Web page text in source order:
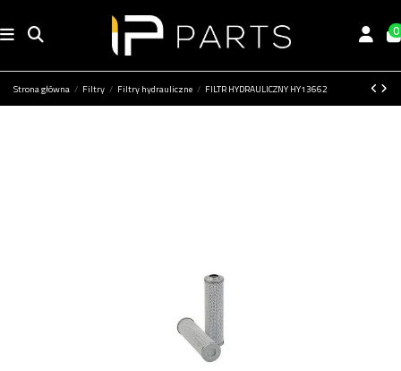
0
Strona główna Filtry Filtry hydrauliczne FILTR HYDRAULICZNY HY13662